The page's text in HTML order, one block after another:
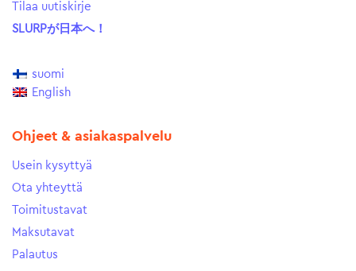
Tilaa uutiskirje
SLURPが日本へ！
suomi
English
Ohjeet & asiakaspalvelu
Usein kysyttyä
Ota yhteyttä
Toimitustavat
Maksutavat
Palautus